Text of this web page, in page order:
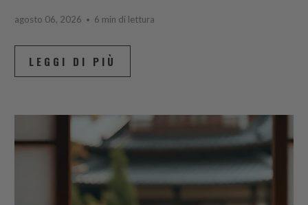
agosto 06, 2026 6 min di lettura
LEGGI DI PIÙ